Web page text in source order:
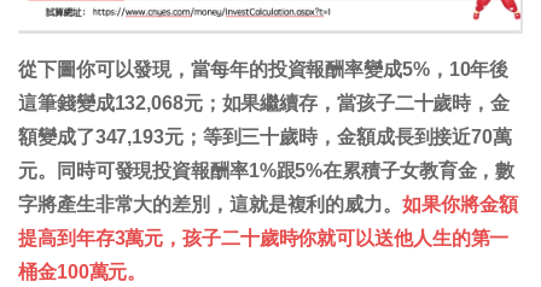
從下圖你可以發現，當每年的投資報酬率變成5%，10年後
這筆錢變成132,068元；如果繼續存，當孩子二十歲時，金
額變成了347,193元；等到三十歲時，金額成長到接近70萬
元。同時可發現投資報酬率1%跟5%在累積子女教育金，數
字將產生非常大的差別，這就是複利的威力。 如果你將金額
提高到年存3萬元，孩子二十歲時你就可以送他人生的第一
桶金100萬元。